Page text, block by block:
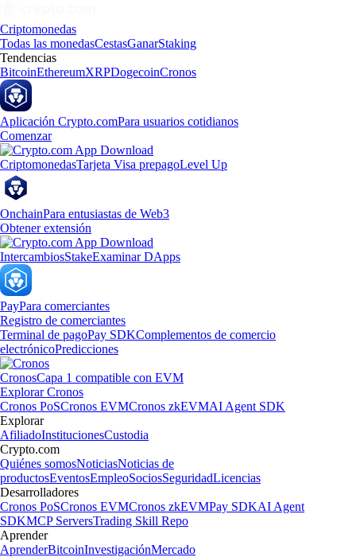
Criptomonedas
Todas las monedasCestasGanarStaking
Tendencias
BitcoinEthereumXRPDogecoinCronos
Aplicación Crypto.comPara usuarios cotidianos
Comenzar
CriptomonedasTarjeta Visa prepagoLevel Up
OnchainPara entusiastas de Web3
Obtener extensión
IntercambiosStakeExaminar DApps
PayPara comerciantes
Registro de comerciantes
Terminal de pagoPay SDKComplementos de comercio
electrónicoPredicciones
CronosCapa 1 compatible con EVM
Explorar Cronos
Cronos PoSCronos EVMCronos zkEVMAI Agent SDK
Explorar
AfiliadoInstitucionesCustodia
Crypto.com
Quiénes somosNoticiasNoticias de
productosEventosEmpleoSociosSeguridadLicencias
Desarrolladores
Cronos PoSCronos EVMCronos zkEVMPay SDKAI Agent
SDKMCP ServersTrading Skill Repo
Aprender
AprenderBitcoinInvestigaciónMercado